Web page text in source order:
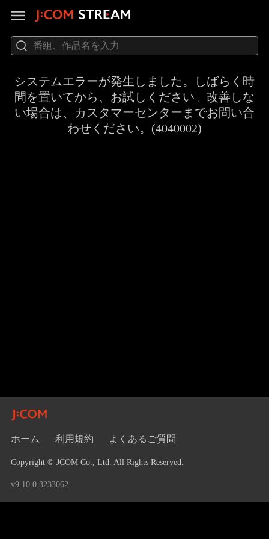
システムエラーが発生しました。しばらく時
間を置いてから、お試しください。改善しな
い場合は、カスタマーセンターまでお問い合
わせください。(4040002)
ホーム 利用規約 よくあるご質問
Copyright © JCOM Co., Ltd. All Rights Reserved.
v9.10.0.3233062